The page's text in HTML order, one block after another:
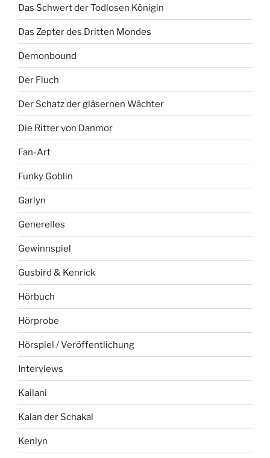
Das Schwert der Todlosen Königin
Das Zepter des Dritten Mondes
Demonbound
Der Fluch
Der Schatz der gläsernen Wächter
Die Ritter von Danmor
Fan-Art
Funky Goblin
Garlyn
Generelles
Gewinnspiel
Gusbird & Kenrick
Hörbuch
Hörprobe
Hörspiel / Veröffentlichung
Interviews
Kailani
Kalan der Schakal
Kenlyn